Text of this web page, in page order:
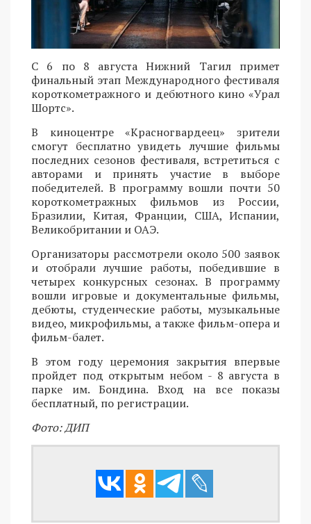
С 6 по 8 августа Нижний Тагил примет
финальный этап Международного фестиваля
короткометражного и дебютного кино «Урал
Шортс».
В киноцентре «Красногвардеец» зрители
смогут бесплатно увидеть лучшие фильмы
последних сезонов фестиваля, встретиться с
авторами и принять участие в выборе
победителей. В программу вошли почти 50
короткометражных фильмов из России,
Бразилии, Китая, Франции, США, Испании,
Великобритании и ОАЭ.
Организаторы рассмотрели около 500 заявок
и отобрали лучшие работы, победившие в
четырех конкурсных сезонах. В программу
вошли игровые и документальные фильмы,
дебюты, студенческие работы, музыкальные
видео, микрофильмы, а также фильм-опера и
фильм-балет.
В этом году церемония закрытия впервые
пройдет под открытым небом - 8 августа в
парке им. Бондина. Вход на все показы
бесплатный, по регистрации.
Фото: ДИП